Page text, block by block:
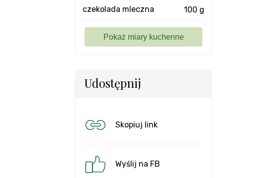
czekolada mleczna 100 g
Udostępnij
Skopiuj link
Wyślij na FB